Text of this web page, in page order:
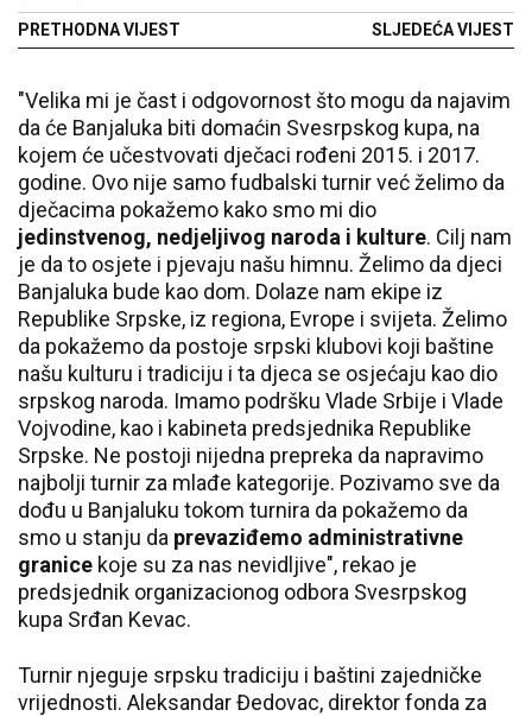
PRETHODNA VIJEST SLJEDEĆA VIJEST
"Velika mi je čast i odgovornost što mogu da najavim
da će Banjaluka biti domaćin Svesrpskog kupa, na
kojem će učestvovati dječaci rođeni 2015. i 2017.
godine. Ovo nije samo fudbalski turnir već želimo da
dječacima pokažemo kako smo mi dio
jedinstvenog, nedjeljivog naroda i kulture. Cilj nam
je da to osjete i pjevaju našu himnu. Želimo da djeci
Banjaluka bude kao dom. Dolaze nam ekipe iz
Republike Srpske, iz regiona, Evrope i svijeta. Želimo
da pokažemo da postoje srpski klubovi koji baštine
našu kulturu i tradiciju i ta djeca se osjećaju kao dio
srpskog naroda. Imamo podršku Vlade Srbije i Vlade
Vojvodine, kao i kabineta predsjednika Republike
Srpske. Ne postoji nijedna prepreka da napravimo
najbolji turnir za mlađe kategorije. Pozivamo sve da
dođu u Banjaluku tokom turnira da pokažemo da
smo u stanju da prevaziđemo administrativne
granice koje su za nas nevidljive", rekao je
predsjednik organizacionog odbora Svesrpskog
kupa Srđan Kevac.
Turnir njeguje srpsku tradiciju i baštini zajedničke
vrijednosti. Aleksandar Đedovac, direktor fonda za